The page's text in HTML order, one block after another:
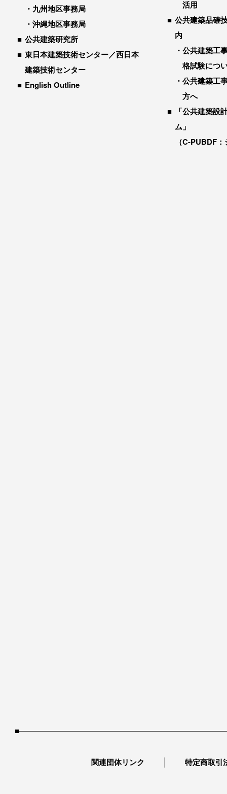
九州地区事務局
沖縄地区事務局
公共建築研究所
東日本建築技術センター／西日本
建築技術センター
English Outline
活用
公共建築品確
内
公共建築工
格試験につ
公共建築工
方へ
「公共建築設
ム」
（C-PUBDF
関連団体リンク 特定商取引